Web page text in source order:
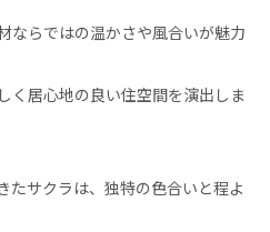
ならではの温かさや風合いが魅力
く居心地の良い住空間を演出しま
たサクラは、独特の色合いと程よ